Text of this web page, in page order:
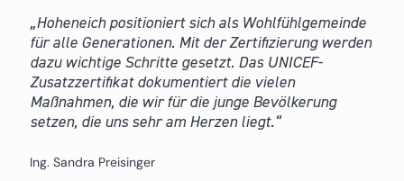
Hoheneich positioniert sich als Wohlfühlgemeinde
für alle Generationen. Mit der Zertifizierung werden
dazu wichtige Schritte gesetzt. Das UNICEF-
Zusatzzertifikat dokumentiert die vielen
Maßnahmen, die wir für die junge Bevölkerung
setzen, die uns sehr am Herzen liegt.
Ing. Sandra Preisinger